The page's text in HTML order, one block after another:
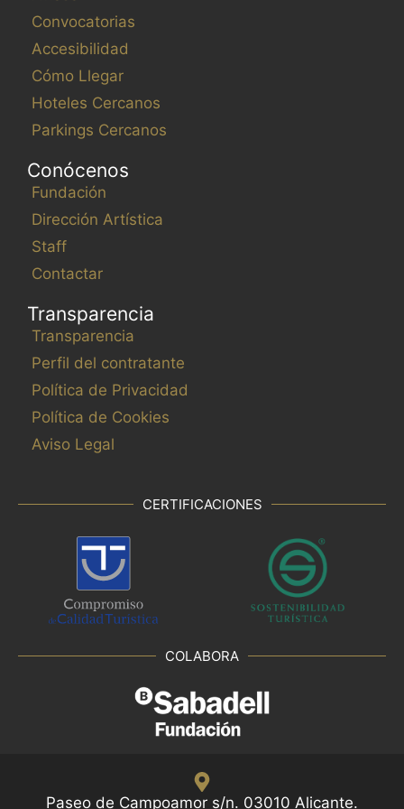
Convocatorias
Accesibilidad
Cómo Llegar
Hoteles Cercanos
Parkings Cercanos
Conócenos
Fundación
Dirección Artística
Staff
Contactar
Transparencia
Transparencia
Perfil del contratante
Política de Privacidad
Política de Cookies
Aviso Legal
CERTIFICACIONES
COLABORA
Paseo de Campoamor s/n. 03010 Alicante.